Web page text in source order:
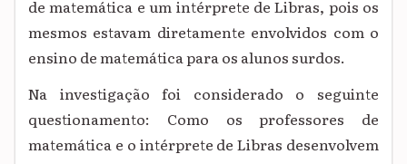
de matemática e um intérprete de Libras, pois os
mesmos estavam diretamente envolvidos com o
ensino de matemática para os alunos surdos.
Na investigação foi considerado o seguinte
questionamento: Como os professores de
matemática e o intérprete de Libras desenvolvem